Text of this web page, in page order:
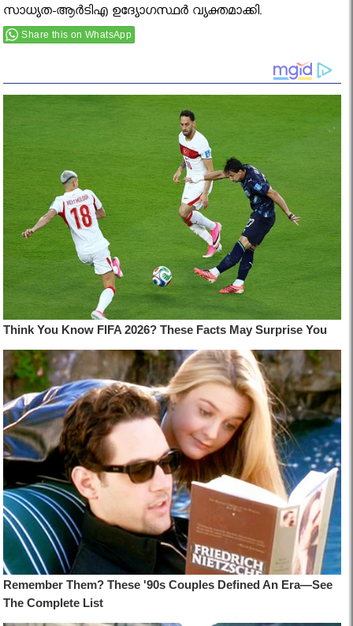
സാധ്യത-ആര്‍ടിഎ ഉദ്യോഗസ്ഥര്‍ വ്യക്തമാക്കി.
Share this on WhatsApp